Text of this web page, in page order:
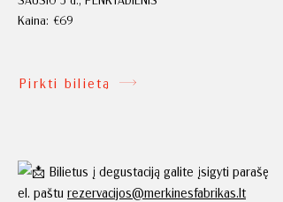
Kaina: €69
Pirkti bilietą
Bilietus į degustaciją galite įsigyti parašę
el. paštu rezervacijos@merkinesfabrikas.lt